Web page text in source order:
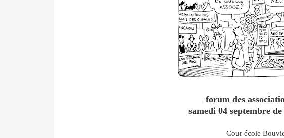
forum des
samedi 04 septembre
Cour école